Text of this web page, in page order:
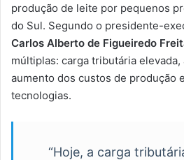
produção de leite por pequenos
do Sul. Segundo o presidente-
Carlos Alberto de Figueiredo
múltiplas: carga tributária
aumento dos custos de produção
tecnologias.
“Hoje, a carga